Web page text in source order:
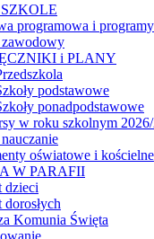
programowa i
i PLANY
podstawowe
ponadpodstawowe
w roku szkolnym
oświatowe i kościelne
W PARAFII
dzieci
dorosłych
Komunia Święta